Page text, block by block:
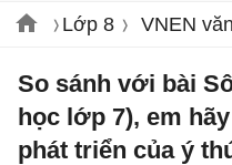
Lớp 8 VNEN
So sánh với bài
học lớp 7), em
phát triển của ý